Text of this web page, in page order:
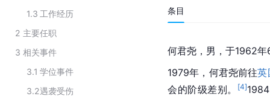
1.3 工作经历
2 主要任职
3 相关事件
3.1 学位事件
3.2遇袭受伤
条目
何君尧，男，于1962
1979年，何君尧前往英
会的阶级差别。
[4]